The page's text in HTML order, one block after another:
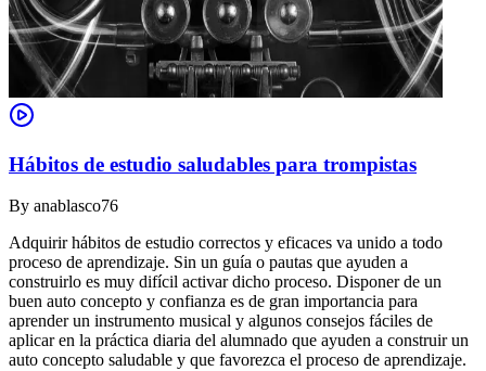
Hábitos de estudio saludables para trompistas
By anablasco76
Adquirir hábitos de estudio correctos y eficaces va unido a todo
proceso de aprendizaje. Sin un guía o pautas que ayuden a
construirlo es muy difícil activar dicho proceso. Disponer de un
buen auto concepto y confianza es de gran importancia para
aprender un instrumento musical y algunos consejos fáciles de
aplicar en la práctica diaria del alumnado que ayuden a construir un
auto concepto saludable y que favorezca el proceso de aprendizaje.